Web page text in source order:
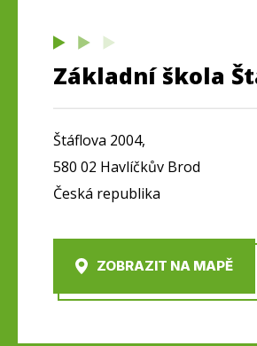
Základní škola
Štáflova 2004,
580 02 Havlíčkův Brod
Česká republika
ZOBRAZIT NA MAPĚ